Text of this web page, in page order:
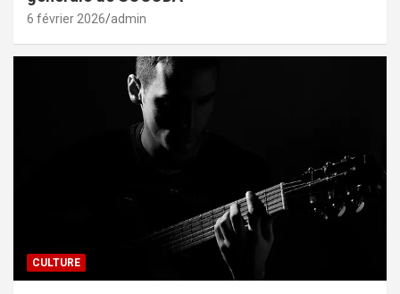
6 février 2026 admin
CULTURE